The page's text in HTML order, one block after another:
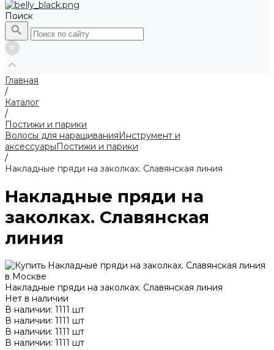
Поиск
Главная
/
Каталог
/
Постижи и парики
Волосы для наращиванияИнструмент и
аксессуарыПостижи и парики
/
Накладные пряди на заколках. Славянская линия
Накладные пряди на
заколках. Славянская
линия
Накладные пряди на заколках. Славянская линия
Нет в наличии
В наличии: 1111 шт
В наличии: 1111 шт
В наличии: 1111 шт
В наличии: 1111 шт